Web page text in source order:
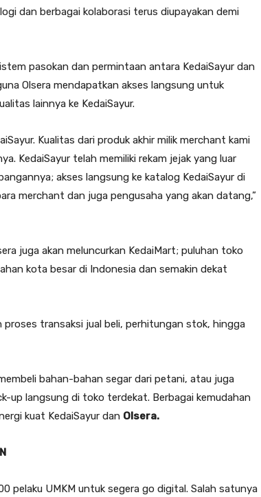
dan berbagai kolaborasi terus diupayakan demi
pasokan dan permintaan antara KedaiSayur dan
Olsera mendapatkan akses langsung untuk
lainnya ke KedaiSayur.
Kualitas dari produk akhir milik merchant kami
KedaiSayur telah memiliki rekam jejak yang luar
akses langsung ke katalog KedaiSayur di
merchant dan juga pengusaha yang akan datang,”
juga akan meluncurkan KedaiMart; puluhan toko
kota besar di Indonesia dan semakin dekat
proses transaksi jual beli, perhitungan stok, hingga
bahan-bahan segar dari petani, atau juga
up langsung di toko terdekat. Berbagai kemudahan
kuat KedaiSayur dan Olsera.
pelaku UMKM untuk segera go digital. Salah satunya